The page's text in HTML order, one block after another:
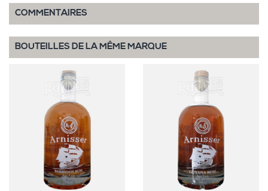
COMMENTAIRES
BOUTEILLES DE LA MÊME MARQUE